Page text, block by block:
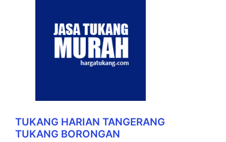
TUKANG HARIAN TANGERANG
TUKANG BORONGAN